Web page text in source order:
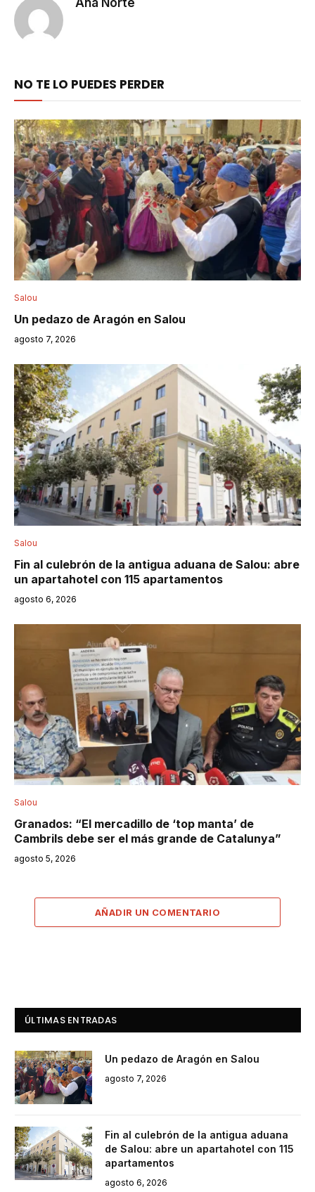
NO TE LO PUEDES PERDER
Salou
Un pedazo de Aragón en Salou
agosto 7, 2026
Salou
Fin al culebrón de la antigua aduana de Salou: abre
un apartahotel con 115 apartamentos
agosto 6, 2026
Salou
Granados: “El mercadillo de ‘top manta’ de
Cambrils debe ser el más grande de Catalunya”
agosto 5, 2026
AÑADIR UN COMENTARIO
ÚLTIMAS ENTRADAS
Un pedazo de Aragón en Salou
agosto 7, 2026
Fin al culebrón de la antigua aduana
de Salou: abre un apartahotel con 115
apartamentos
agosto 6, 2026